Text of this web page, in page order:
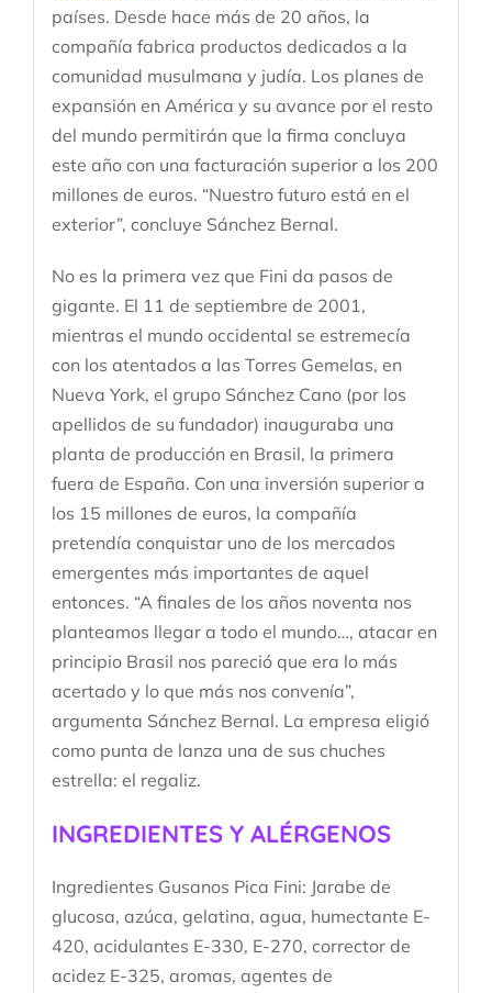
países. Desde hace más de 20 años, la
compañía fabrica productos dedicados a la
comunidad musulmana y judía. Los planes de
expansión en América y su avance por el resto
del mundo permitirán que la firma concluya
este año con una facturación superior a los 200
millones de euros. “Nuestro futuro está en el
exterior”, concluye Sánchez Bernal.
No es la primera vez que Fini da pasos de
gigante. El 11 de septiembre de 2001,
mientras el mundo occidental se estremecía
con los atentados a las Torres Gemelas, en
Nueva York, el grupo Sánchez Cano (por los
apellidos de su fundador) inauguraba una
planta de producción en Brasil, la primera
fuera de España. Con una inversión superior a
los 15 millones de euros, la compañía
pretendía conquistar uno de los mercados
emergentes más importantes de aquel
entonces. “A finales de los años noventa nos
planteamos llegar a todo el mundo…, atacar en
principio Brasil nos pareció que era lo más
acertado y lo que más nos convenía”,
argumenta Sánchez Bernal. La empresa eligió
como punta de lanza una de sus chuches
estrella: el regaliz.
INGREDIENTES Y ALÉRGENOS
Ingredientes Gusanos Pica Fini: Jarabe de
glucosa, azúca, gelatina, agua, humectante E-
420, acidulantes E-330, E-270, corrector de
acidez E-325, aromas, agentes de